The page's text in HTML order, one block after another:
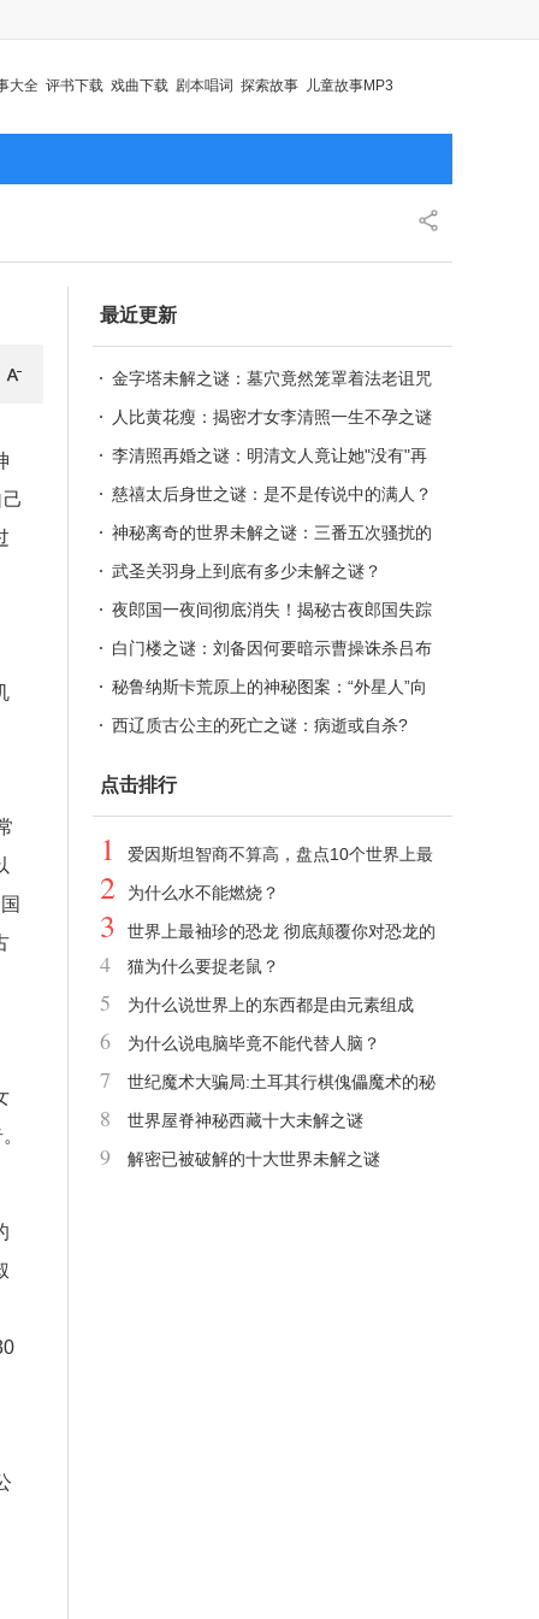
大全 评书下载 戏曲下载 剧本唱词 探索故事 儿童故事MP3
最近更新
金字塔未解之谜：墓穴竟然笼罩着法老诅咒
人比黄花瘦：揭密才女李清照一生不孕之谜
李清照再婚之谜：明清文人竟让她"没有"再
婚
慈禧太后身世之谜：是不是传说中的满人？
神秘离奇的世界未解之谜：三番五次骚扰的
怪火
武圣关羽身上到底有多少未解之谜？
夜郎国一夜间彻底消失！揭秘古夜郎国失踪
之谜
白门楼之谜：刘备因何要暗示曹操诛杀吕布
秘鲁纳斯卡荒原上的神秘图案：“外星人”向
人类招手
西辽质古公主的死亡之谜：病逝或自杀?
点击排行
1
爱因斯坦智商不算高，盘点10个世界上最
聪明的人智商
2 为什么水不能燃烧？
3
世界上最袖珍的恐龙 彻底颠覆你对恐龙的
印象
4 猫为什么要捉老鼠？
5
为什么说世界上的东西都是由元素组成
的？
6 为什么说电脑毕竟不能代替人脑？
7
世纪魔术大骗局:土耳其行棋傀儡魔术的秘
密
8 世界屋脊神秘西藏十大未解之谜
9 解密已被破解的十大世界未解之谜